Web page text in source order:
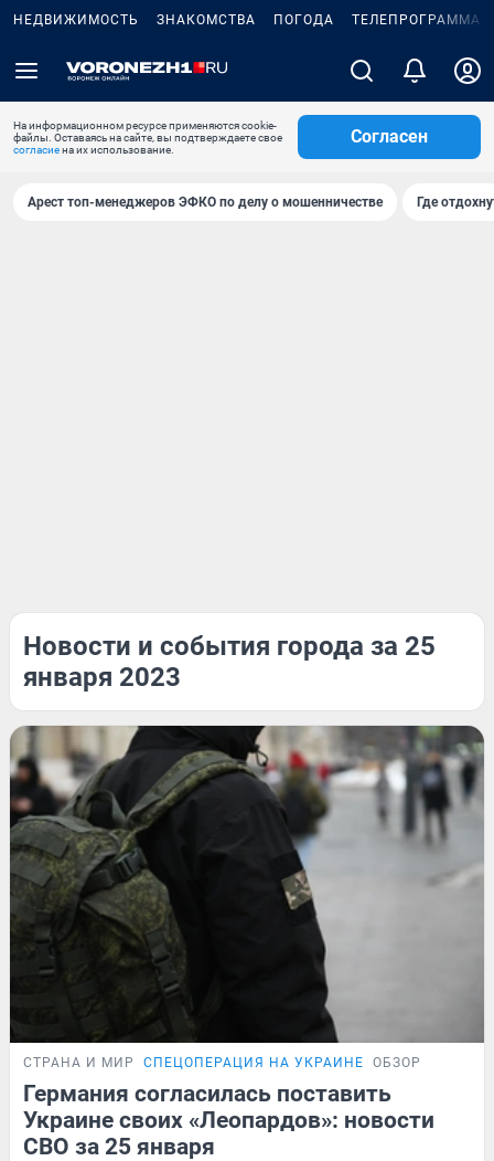
НЕДВИЖИМОСТЬ ЗНАКОМСТВА ПОГОДА ТЕЛЕПРОГРАММА
На информационном ресурсе применяются cookie-
файлы. Оставаясь на сайте, вы подтверждаете свое
согласиена их использование.
Согласен
Арест топ-менеджеров ЭФКО по делу о мошенничестве Где
Новости и события города за 25
января 2023
СТРАНА И МИР СПЕЦОПЕРАЦИЯ НА УКРАИНЕ ОБЗОР
Германия согласилась поставить
Украине своих «Леопардов»: новости
СВО за 25 января